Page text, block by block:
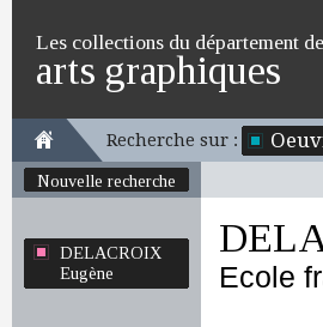
Les collections du département
arts graphiques
Recherche sur :
Nouvelle recherche
DELACROIX
Eugène
Ecole